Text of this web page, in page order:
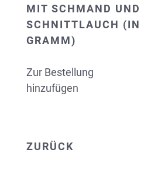
MIT SCHMAND UND
SCHNITTLAUCH (IN
GRAMM)
Zur Bestellung
hinzufügen
ZURÜCK